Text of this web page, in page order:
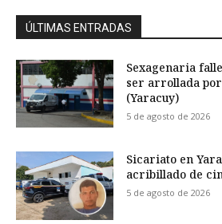
ÚLTIMAS ENTRADAS
Sexagenaria
ser arrollada
(Yaracuy)
5 de agosto de 2026
Sicariato en
acribillado de
5 de agosto de 2026